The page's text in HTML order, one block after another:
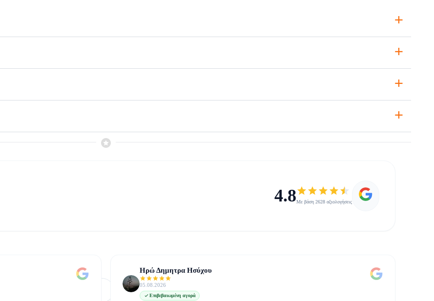
+
+
+
+
4.8Με βάση 2628 αξιολογήσεις
Ηρώ Δημητρα Ησύχου
05.08.2026
Επιβεβαιωμένη αγορά
Δείτε όλες στο Google